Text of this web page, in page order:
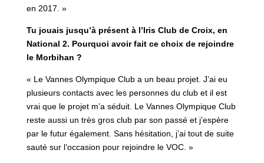
en 2017. »
Tu jouais jusqu’à présent à l’Iris Club de Croix, en
National 2. Pourquoi avoir fait ce choix de rejoindre
le Morbihan ?
« Le Vannes Olympique Club a un beau projet. J’ai eu
plusieurs contacts avec les personnes du club et il est
vrai que le projet m’a séduit. Le Vannes Olympique Club
reste aussi un très gros club par son passé et j’espère
par le futur également. Sans hésitation, j’ai tout de suite
sauté sur l’occasion pour rejoindre le VOC. »